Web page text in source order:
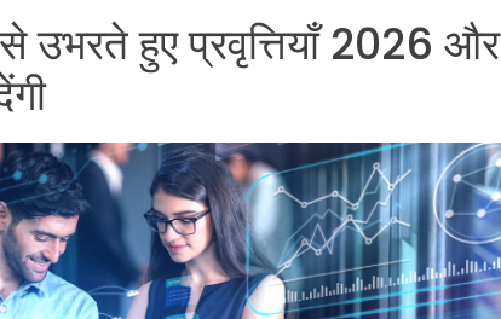
उभरते हुए प्रवृत्तियाँ 2026 और